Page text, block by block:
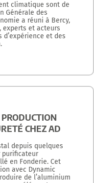
climatique sont de
Générale des
a réuni à Bercy,
experts et acteurs
et des
CHEZ AD
depuis quelques
purificateur
en Fonderie. Cet
avec Dynamic
de l’aluminium